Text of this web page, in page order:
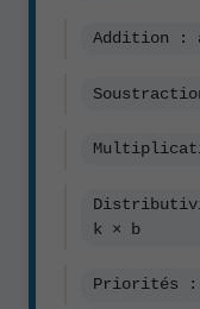
Addition :
k × b
Priorités :